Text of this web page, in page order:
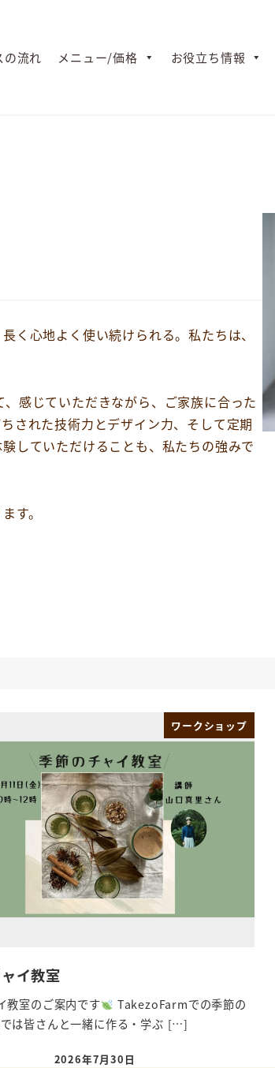
の流れ メニュー/価格 お役立ち情報
く心地よく使い続けられる。私たちは、
感じていただきながら、ご家族に合った
された技術力とデザイン力、そして定期
していただけることも、私たちの強みで
す。
ワークショップ
イ教室
教室のご案内です
TakezoFarmでの季節の
は皆さんと一緒に作る・学ぶ […]
2026年7月30日